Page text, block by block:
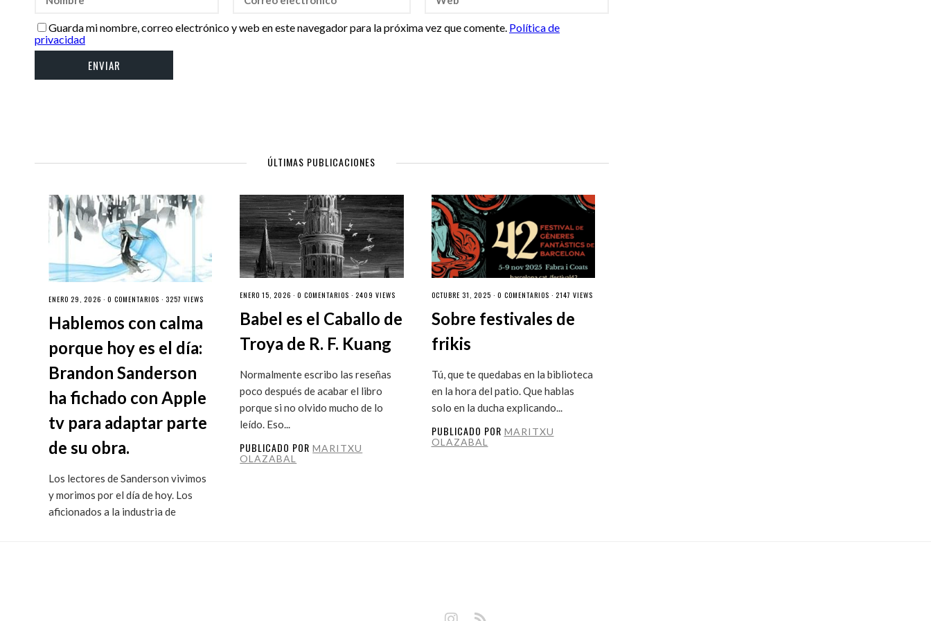
Guarda mi nombre, correo electrónico y web en este navegador para la próxima vez que comente. Política de
privacidad
ÚLTIMAS PUBLICACIONES
ENERO 29, 2026 · 0 COMENTARIOS · 3257 VIEWS
Hablemos con calma
porque hoy es el día:
Brandon Sanderson
ha fichado con Apple
tv para adaptar parte
de su obra.
Los lectores de Sanderson vivimos
y morimos por el día de hoy. Los
aficionados a la industria de
ENERO 15, 2026 ·0 COMENTARIOS · 2409 VIEWS
Babel es el Caballo de
Troya de R. F. Kuang
Normalmente escribo las reseñas
poco después de acabar el libro
porque si no olvido mucho de lo
leído. Eso...
PUBLICADO PORMARITXU
OLAZABAL
OCTUBRE 31, 2025 · 0 COMENTARIOS · 2147 VIEWS
Sobre festivales de
frikis
Tú, que te quedabas en la biblioteca
en la hora del patio. Que hablas
solo en la ducha explicando...
PUBLICADO POR MARITXU
OLAZABAL